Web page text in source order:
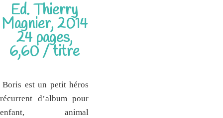
Ed. Thierry
Magnier, 2014
24 pages,
6,60 / titre
Boris est un petit héros
récurrent d’album pour
enfant, animal